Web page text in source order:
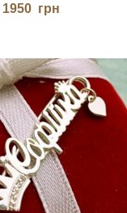
1950 грн